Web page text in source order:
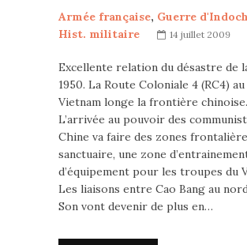
Armée française, Guerre
Hist. militaire
14 juillet 2009
Excellente relation du désastre de
1950. La Route Coloniale 4 (RC4)
Vietnam longe la frontière chinoise.
L’arrivée au pouvoir des
Chine va faire des zones
sanctuaire, une zone
d’équipement pour les troupes du
Les liaisons entre Cao Bang au
Son vont devenir de plus en…